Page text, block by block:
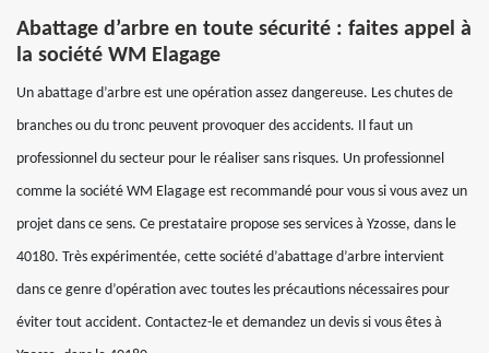
Abattage d’arbre en toute sécurité : faites appel à
la société WM Elagage
Un abattage d’arbre est une opération assez dangereuse. Les chutes de
branches ou du tronc peuvent provoquer des accidents. Il faut un
professionnel du secteur pour le réaliser sans risques. Un professionnel
comme la société WM Elagage est recommandé pour vous si vous avez un
projet dans ce sens. Ce prestataire propose ses services à Yzosse, dans le
40180. Très expérimentée, cette société d’abattage d’arbre intervient
dans ce genre d’opération avec toutes les précautions nécessaires pour
éviter tout accident. Contactez-le et demandez un devis si vous êtes à